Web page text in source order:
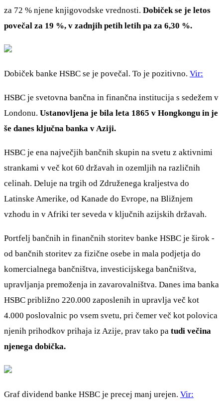
za 72 % njene knjigovodske vrednosti. Dobiček se je letos
povečal za 19 %, v zadnjih petih letih pa za 6,30 %.
Dobiček banke HSBC se je povečal. To je pozitivno. Vir:
HSBC je svetovna bančna in finančna institucija s sedežem v
Londonu. Ustanovljena je bila leta 1865 v Hongkongu in je
še danes ključna banka v Aziji.
HSBC je ena največjih bančnih skupin na svetu z aktivnimi
strankami v več kot 60 državah in ozemljih na različnih
celinah. Deluje na trgih od Združenega kraljestva do
Latinske Amerike, od Kanade do Evrope, na Bližnjem
vzhodu in v Afriki ter seveda v ključnih azijskih državah.
Portfelj bančnih in finančnih storitev banke HSBC je širok -
od bančnih storitev za fizične osebe in mala podjetja do
komercialnega bančništva, investicijskega bančništva,
upravljanja premoženja in zavarovalništva. Danes ima banka
HSBC približno 220.000 zaposlenih in upravlja več kot
4.000 poslovalnic po vsem svetu, pri čemer več kot polovica
njenih prihodkov prihaja iz Azije, prav tako pa tudi večina
njenega dobička.
Graf dividend banke HSBC je precej manj urejen. Vir: